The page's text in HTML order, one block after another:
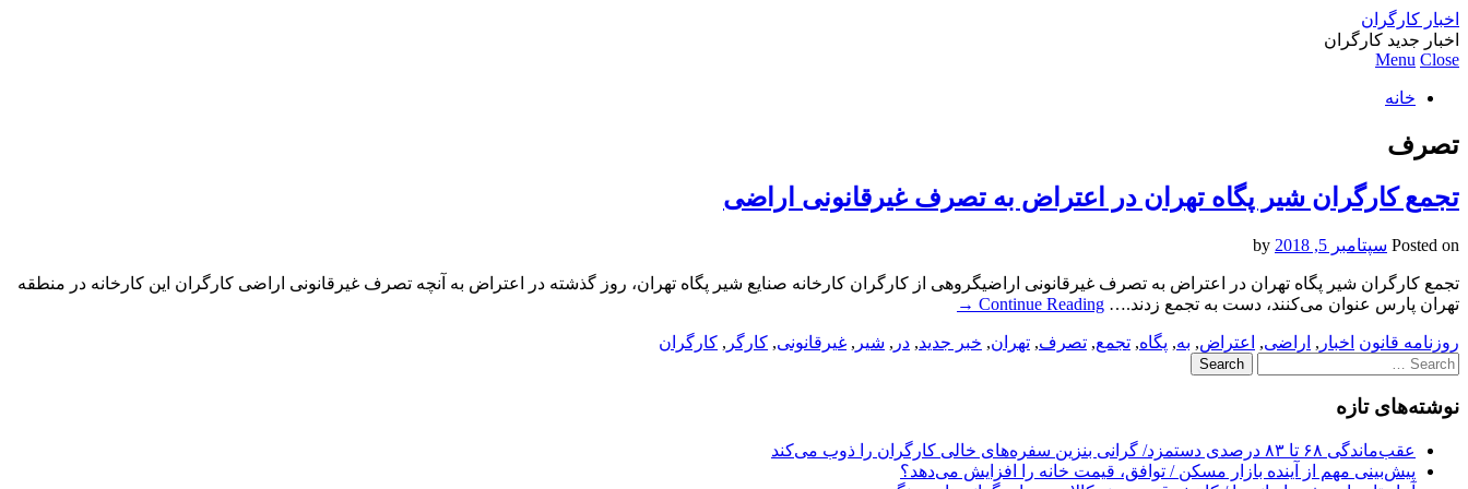
اخبار کارگران
اخبار جدید کارگران
Menu Close
خانه
تصرف
تجمع کارگران شیر پگاه تهران در اعتراض به تصرف غیرقانونی اراضی
Posted on سپتامبر 5, 2018
تجمع کارگران شیر پگاه تهران در اعتراض به تصرف غیرقانونی اراضیگروهی از کارگران کارخانه صنایع شیر پگاه تهران، روز گذشته در اعتراض به آنچه تصرف غیرقانونی اراضی کارگران این کارخانه در منطقه
تهران پارس عنوان می‌کنند، دست به تجمع زدند.… Continue Reading
→
روزنامه قانون اخبار , اراضی, اعتراض, به, پگاه, تجمع, تصرف, تهران, خبر جدید, در , شیر , غیرقانونی, کارگر , کارگران
Search
for:
نوشته‌های تازه
عقب‌ماندگی ۶۸ تا ۸۳ درصدی دستمزد/ گرانی بنزین سفره‌های خالی کارگران را ذوب می‌کند
پیش‌بینی مهم از آینده بازار مسکن / توافق، قیمت خانه را افزایش می‌دهد؟